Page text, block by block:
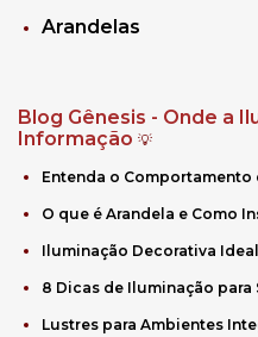
Arandelas
Blog Gênesis - Onde a
Informação 💡
Entenda o Comportamento
O que é Arandela e Como
Iluminação Decorativa
8 Dicas de Iluminação para
Lustres para Ambientes